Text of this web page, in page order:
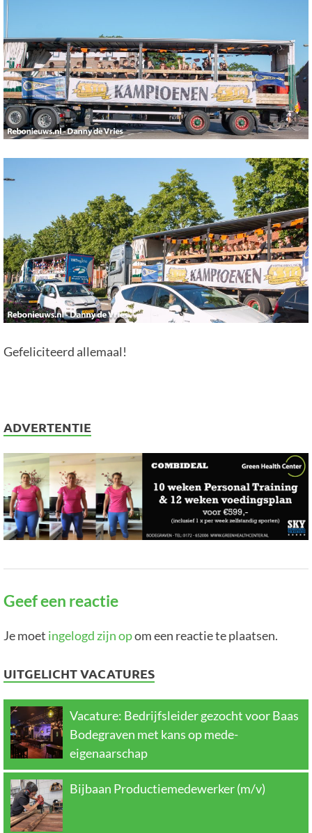
Gefeliciteerd allemaal!
ADVERTENTIE
Geef een reactie
Je moet ingelogd zijn opom een reactie te plaatsen.
UITGELICHT VACATURES
Vacature: Bedrijfsleider gezocht voor Baas
Bodegraven met kans op mede-
eigenaarschap
Bijbaan Productiemedewerker (m/v)